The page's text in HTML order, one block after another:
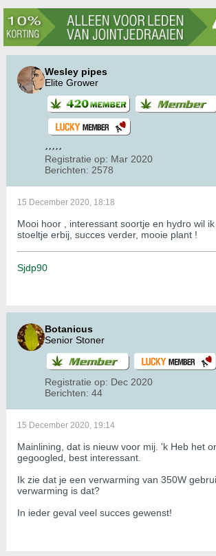
Wesley pipes
Elite Grower
Registratie op: Mar 2020
Berichten: 2578
15 December 2020, 18:18
Mooi hoor , interessant soortje en hydro wil ik
stoeltje erbij, succes verder, mooie plant !
Sjdp90
Botanicus
Senior Stoner
Registratie op: Dec 2020
Berichten: 44
15 December 2020, 19:14
Mainlining, dat is nieuw voor mij. 'k Heb het
gegoogled, best interessant.
Ik zie dat je een verwarming van 350W
verwarming is dat?
In ieder geval veel succes gewenst!